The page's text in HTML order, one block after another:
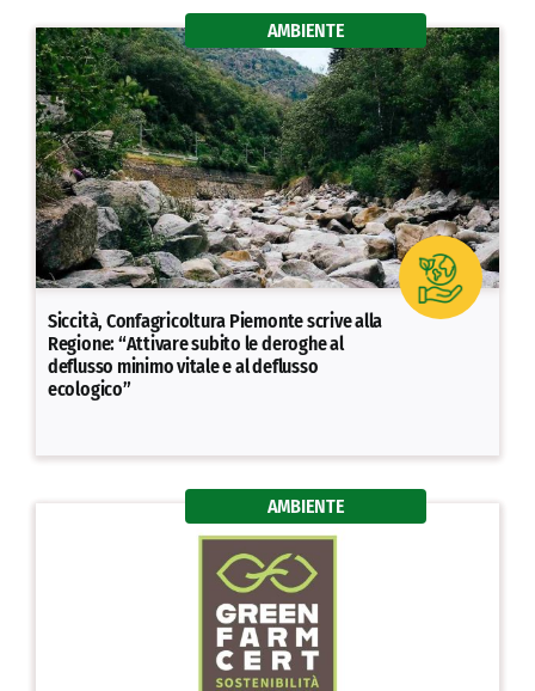
Siccità, Confagricoltura Piemonte scrive alla
Regione: “Attivare subito le deroghe al
deflusso minimo vitale e al deflusso
ecologico”
AMBIENTE
AMBIENTE